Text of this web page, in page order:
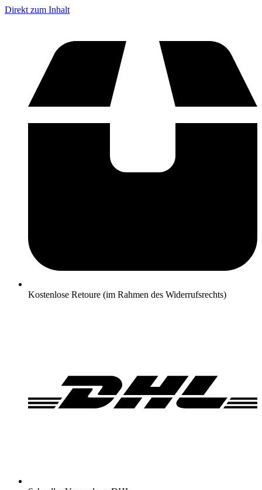
Direkt zum Inhalt
Kostenlose Retoure (im Rahmen des Widerrufsrechts)